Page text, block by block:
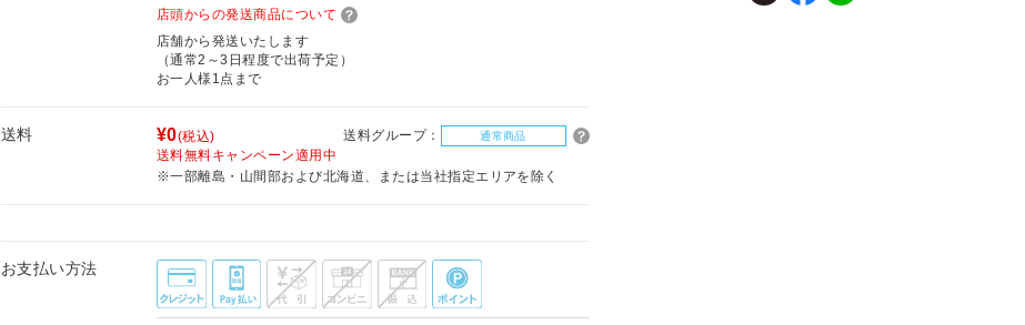
店頭からの発送商品について
店舗から発送いたします
（通常2～3日程度で出荷予定）
お一人様1点まで
送料 ¥0(税込) 送料グループ： 通常商品
送料無料キャンペーン適用中
※一部離島・山間部および北海道、または当社指定エリアを除く
お支払い方法